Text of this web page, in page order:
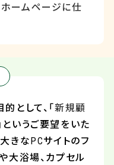
ームページに仕
として、「新規顧
というご要望をいた
きなPCサイトのフ
大浴場、カプセル